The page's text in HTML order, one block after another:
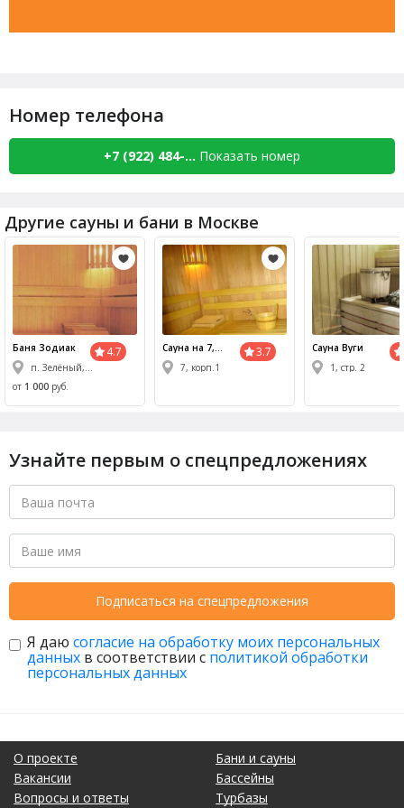
Номер телефона
+7 (922) 484-... Показать номер
Другие сауны и бани в Москве
4.7
Баня Зодиак
п. Зелёный, 8А
от 1 000 руб.
3.7
Сауна на 7,
корп.1
7, корп.1
Сауна Вуги
1, стр. 2
Узнайте первым о спецпредложениях
Подписаться на спецпредложения
Я даю согласие на обработку моих персональных
данных в соответствии с политикой обработки
персональных данных
О проекте
Вакансии
Вопросы и ответы
Бани и сауны
Бассейны
Турбазы